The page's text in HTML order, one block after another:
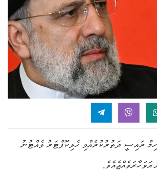
ރައިސީ ދަތުރުކުރެއްވި ހެލިކޮޕްޓަރު ވެއްޓުނު